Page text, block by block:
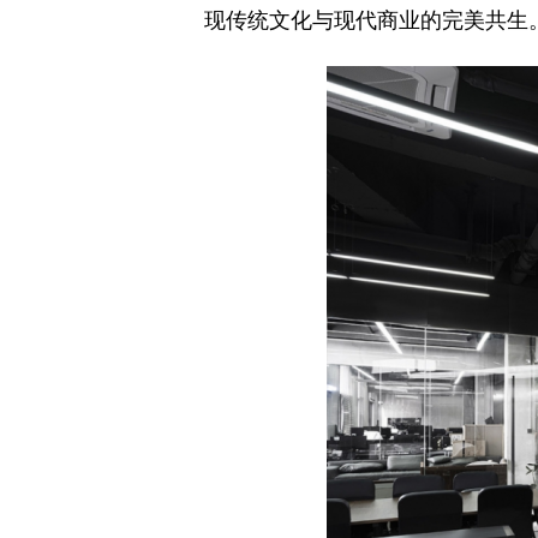
现传统文化与现代商业的完美共生